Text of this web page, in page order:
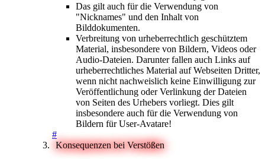
Das gilt auch für die Verwendung von
"Nicknames" und den Inhalt von
Bilddokumenten.
Verbreitung von urheberrechtlich geschütztem
Material, insbesondere von Bildern, Videos oder
Audio-Dateien. Darunter fallen auch Links auf
urheberrechtliches Material auf Webseiten Dritter,
wenn nicht nachweislich keine Einwilligung zur
Veröffentlichung oder Verlinkung der Dateien
von Seiten des Urhebers vorliegt. Dies gilt
insbesondere auch für die Verwendung von
Bildern für User-Avatare!
#
Konsequenzen bei Verstößen